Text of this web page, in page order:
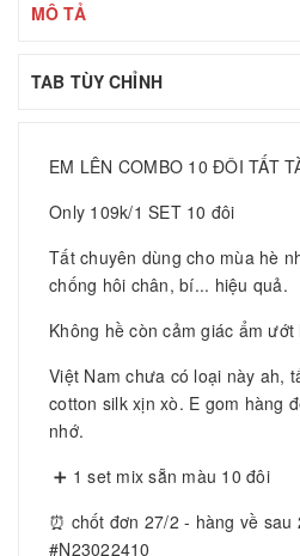
MÔ TẢ
TAB TÙY CHỈNH
EM LÊN COMBO 10 ĐÔI TẤT
Only 109k/1 SET 10 đôi
Tất chuyên dùng cho mùa hè
chống hôi chân, bí... hiệu quả.
Không hề còn cảm giác ẩm
Việt Nam chưa có loại này ah,
cotton silk xịn xò. E gom hàng
nhớ.
➕ 1 set mix sẵn màu 10 đôi
⏰ chốt đơn 27/2 - hàng về sau
#N23022410